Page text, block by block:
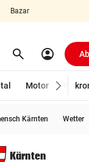
Bazar
search Suchen
account_circle
Motor
Kärnten Wetter
Kärnten